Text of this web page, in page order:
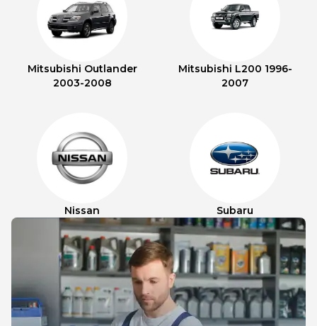
Mitsubishi Outlander
2003-2008
Mitsubishi L200 1996-
2007
Nissan Subaru